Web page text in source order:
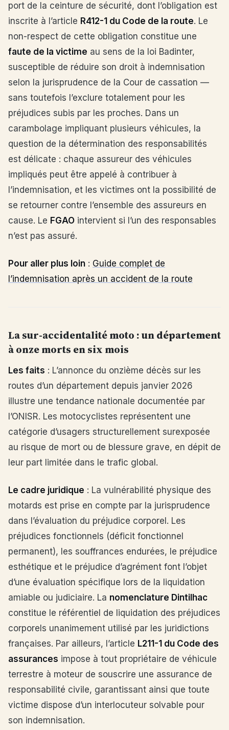
port de la ceinture de sécurité, dont l’obligation est
inscrite à l’article R412-1 du Code de la route. Le
non-respect de cette obligation constitue une
faute de la victime au sens de la loi Badinter,
susceptible de réduire son droit à indemnisation
selon la jurisprudence de la Cour de cassation —
sans toutefois l’exclure totalement pour les
préjudices subis par les proches. Dans un
carambolage impliquant plusieurs véhicules, la
question de la détermination des responsabilités
est délicate : chaque assureur des véhicules
impliqués peut être appelé à contribuer à
l’indemnisation, et les victimes ont la possibilité de
se retourner contre l’ensemble des assureurs en
cause. Le FGAO intervient si l’un des responsables
n’est pas assuré.
Pour aller plus loin : Guide complet de
l’indemnisation après un accident de la route
La sur-accidentalité moto : un département
à onze morts en six mois
Les faits : L’annonce du onzième décès sur les
routes d’un département depuis janvier 2026
illustre une tendance nationale documentée par
l’ONISR. Les motocyclistes représentent une
catégorie d’usagers structurellement surexposée
au risque de mort ou de blessure grave, en dépit de
leur part limitée dans le trafic global.
Le cadre juridique : La vulnérabilité physique des
motards est prise en compte par la jurisprudence
dans l’évaluation du préjudice corporel. Les
préjudices fonctionnels (déficit fonctionnel
permanent), les souffrances endurées, le préjudice
esthétique et le préjudice d’agrément font l’objet
d’une évaluation spécifique lors de la liquidation
amiable ou judiciaire. La nomenclature Dintilhac
constitue le référentiel de liquidation des préjudices
corporels unanimement utilisé par les juridictions
françaises. Par ailleurs, l’article L211-1 du Code des
assurances impose à tout propriétaire de véhicule
terrestre à moteur de souscrire une assurance de
responsabilité civile, garantissant ainsi que toute
victime dispose d’un interlocuteur solvable pour
son indemnisation.